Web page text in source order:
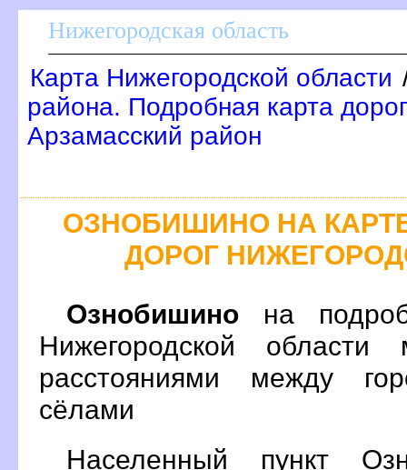
Нижегородская область
Карта Нижегородской области
района. Подробная карта
Арзамасский район
ОЗНОБИШИНО НА
ДОРОГ
Ознобишино на
Нижегородской
расстояниями между
сёлами
Населенный пункт